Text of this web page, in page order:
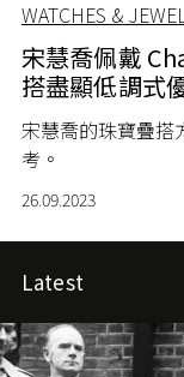
WATCHES &
宋慧喬佩戴
搭盡顯低調式
宋慧喬的珠寶疊搭
考。
26.09.2023
Latest